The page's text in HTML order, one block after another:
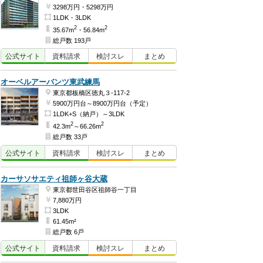
3298万円・5298万円
1LDK・3LDK
35.67m2 ・56.84m2
総戸数 193戸
公式サイト 資料請求 検討スレ まとめ
オーベルアーバンツ東武練馬
東京都板橋区徳丸３-117-2
5900万円台～8900万円台（予定）
1LDK+S（納戸）～3LDK
42.3m2 ～66.26m2
総戸数 33戸
公式サイト 資料請求 検討スレ まとめ
カーサソサエティ祖師ヶ谷大蔵
東京都世田谷区祖師谷一丁目
7,880万円
3LDK
61.45m²
総戸数 6戸
公式サイト 資料請求 検討スレ まとめ